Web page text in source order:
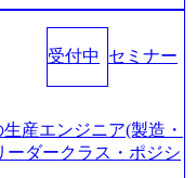
京・大阪での勤務を
改革、人材育成、業
ングサービスを一気
合コンサルティング
Spir（槍）を指して
が強い企業として認知
全体の3割。現在はTo
受付中 セミナー
産エンジニア(製造・
ダークラス・ポジシ